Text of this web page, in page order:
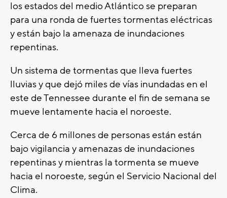
los estados del medio Atlántico se preparan
para una ronda de fuertes tormentas eléctricas
y están bajo la amenaza de inundaciones
repentinas.
Un sistema de tormentas que lleva fuertes
lluvias y que dejó miles de vías inundadas en el
este de Tennessee durante el fin de semana se
mueve lentamente hacia el noroeste.
Cerca de 6 millones de personas están están
bajo vigilancia y amenazas de inundaciones
repentinas y mientras la tormenta se mueve
hacia el noroeste, según el Servicio Nacional del
Clima.